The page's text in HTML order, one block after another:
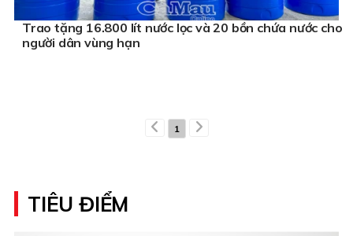
Trao tặng 16.800 lít nước lọc và 20 bồn chứa nước cho
người dân vùng hạn
1
TIÊU ĐIỂM